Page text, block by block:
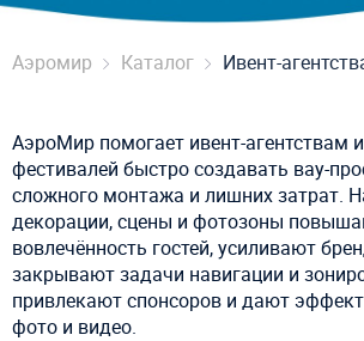
Аэромир Каталог Ивент-
АэроМир помогает ивент-агентствам
фестивалей быстро создавать вау-
сложного монтажа и лишних затрат.
декорации, сцены и фотозоны
вовлечённость гостей, усиливают
закрывают задачи навигации и
привлекают спонсоров и дают
фото и видео.